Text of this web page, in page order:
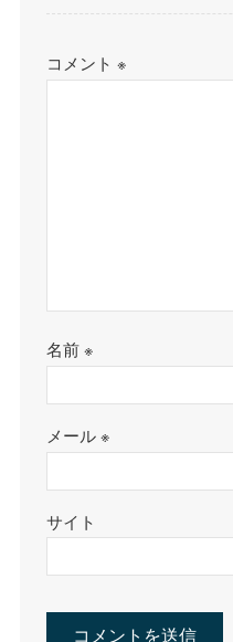
コメント※
名前※
メール※
サイト